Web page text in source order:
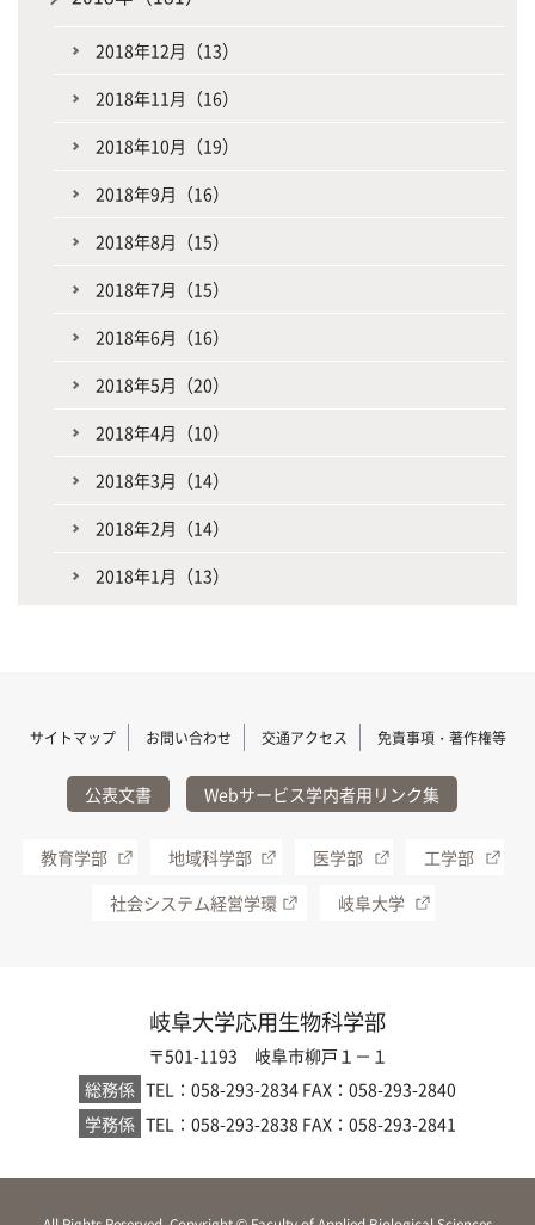
2018年12月（13）
2018年11月（16）
2018年10月（19）
2018年9月（16）
2018年8月（15）
2018年7月（15）
2018年6月（16）
2018年5月（20）
2018年4月（10）
2018年3月（14）
2018年2月（14）
2018年1月（13）
サイトマップ お問い合わせ 交通アクセス 免責事項・著作権等
公表文書 Webサービス学内者用リンク集
教育学部 地域科学部 医学部
工学部
社会システム経営学環
岐阜大学
岐阜大学応用生物科学部
〒501-1193 岐阜市柳戸１－１
総務係 TEL：058-293-2834 FAX：058-293-2840
学務係 TEL：058-293-2838 FAX：058-293-2841